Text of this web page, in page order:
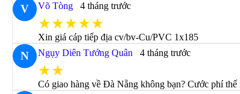
V Võ Tòng 4 tháng trước
★★★★★
Xin giá cáp tiếp địa cv/bv-Cu/PVC 1x185
N Ngụy Diên Tướng Quân 4 tháng trước
★★
Có giao hàng về Đà Nẵng không bạn? Cước phí